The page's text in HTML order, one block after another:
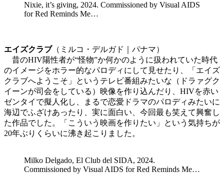
Nixie, it’s giving, 2024. Commissioned by Visual AIDS
for Red Reminds Me…
エイズクラブ（ミルコ・デルガド｜パナマ）
昔のHIV陽性者が“怪物”か何かのように扱われていた時代
のイメージをホラー的なパロディにして見せたり、「エイズ
クラブへようこそ」というテレビ番組みたいな（ドラァグク
イーンが司会をしている）映像を作り込んだり、HIVを赤い
ゼンタイで擬人化し、まるで恋愛ドラマのパロディみたいに
海辺でふざけあったり、実に面白い、今回最も笑えて興奮し
た作品でした。「こういう映画を作りたい」という気持ちが
20年ぶりくらいに沸き起こりました。
Milko Delgado, El Club del SIDA, 2024.
Commissioned by Visual AIDS for Red Reminds Me…